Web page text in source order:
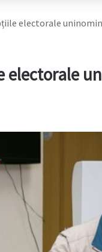
electorale